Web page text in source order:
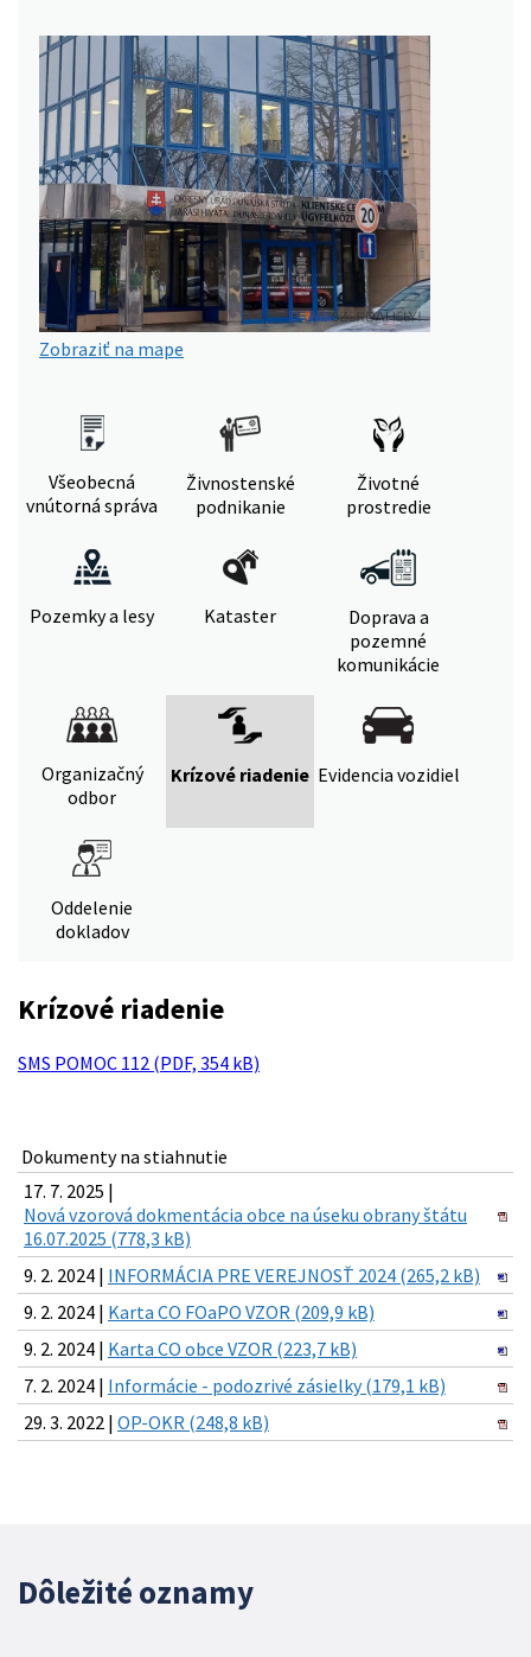
Zobraziť na mape
Všeobecná
vnútorná správa
Živnostenské
podnikanie
Životné
prostredie
Pozemky a lesy Kataster
Doprava a
pozemné
komunikácie
Organizačný
odbor
Krízové riadenie Evidencia vozidiel
Oddelenie
dokladov
Krízové riadenie
SMS POMOC 112 (PDF, 354 kB)
Dokumenty na stiahnutie
17. 7. 2025 |
Nová vzorová dokmentácia obce na úseku obrany štátu
16.07.2025 (778,3 kB)
9. 2. 2024 | INFORMÁCIA PRE VEREJNOSŤ 2024 (265,2 kB)
9. 2. 2024 | Karta CO FOaPO VZOR (209,9 kB)
9. 2. 2024 | Karta CO obce VZOR (223,7 kB)
7. 2. 2024 | Informácie - podozrivé zásielky (179,1 kB)
29. 3. 2022 | OP-OKR (248,8 kB)
Dôležité oznamy